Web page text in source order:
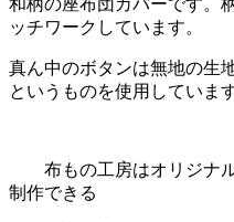
ッチワークしています。
真ん中のボタンは無地の生
というものを使用しています
布もの工房はオリジナル
制作できる